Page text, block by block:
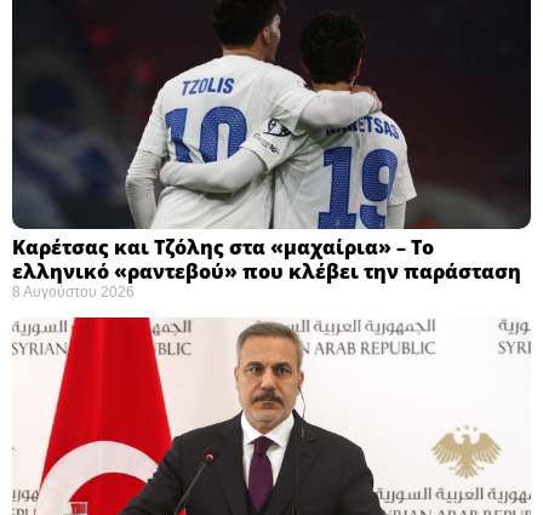
Καρέτσας και Τζόλης στα «μαχαίρια» – Το
ελληνικό «ραντεβού» που κλέβει την παράσταση
8 Αυγούστου 2026